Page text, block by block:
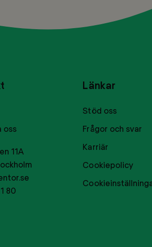
oss
11A
80
Länkar
Stöd oss
Frågor och svar
Karriär
Cookiepolicy